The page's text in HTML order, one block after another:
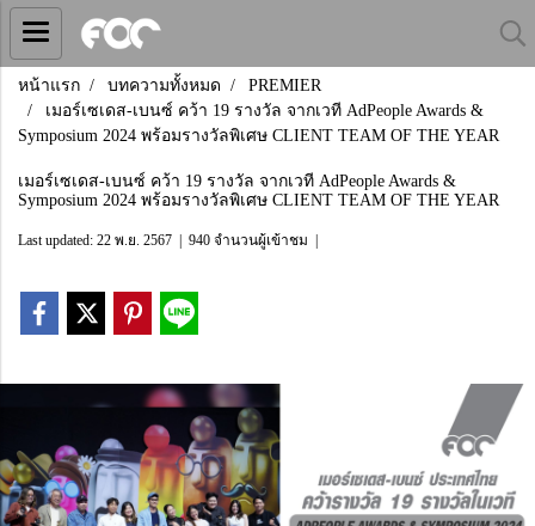
หน้าแรก บทความทั้งหมด
PREMIER
เมอร์เซเดส-เบนซ์ คว้า 19 รางวัล จากเวที AdPeople Awards &
Symposium 2024 พร้อมรางวัลพิเศษ CLIENT TEAM OF THE YEAR
เมอร์เซเดส-เบนซ์ คว้า 19 รางวัล จากเวที AdPeople Awards &
Symposium 2024 พร้อมรางวัลพิเศษ CLIENT TEAM OF THE YEAR
Last updated: 22 พ.ย. 2567 940 จำนวนผู้เข้าชม